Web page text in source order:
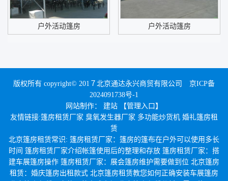
户外活动篷房 户外活动篷房
版权所有 copyright© 201７北京通达永兴商贸有限公司 京ICP备
2024091738号-1
网站制作： 建站
【管理入口】
友情链接:篷房租赁厂家 臭氧发生器厂家 多功能炒货机 婚礼篷房租
赁
北京篷房租赁常识: 篷房租赁厂家：篷房的篷布在户外可以使用多长
时间 篷房租赁厂家介绍帐篷使用后的整理和存放 篷房租赁厂家：搭
建车展篷房操作 篷房租赁厂家：展会篷房维护需要做到位 北京篷房
租赁：婚庆篷房出租款式 北京篷房租赁教您如何正确安装车展篷房